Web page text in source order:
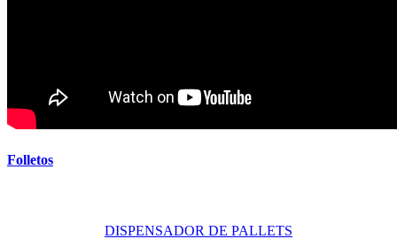
Folletos
DISPENSADOR DE PALLETS